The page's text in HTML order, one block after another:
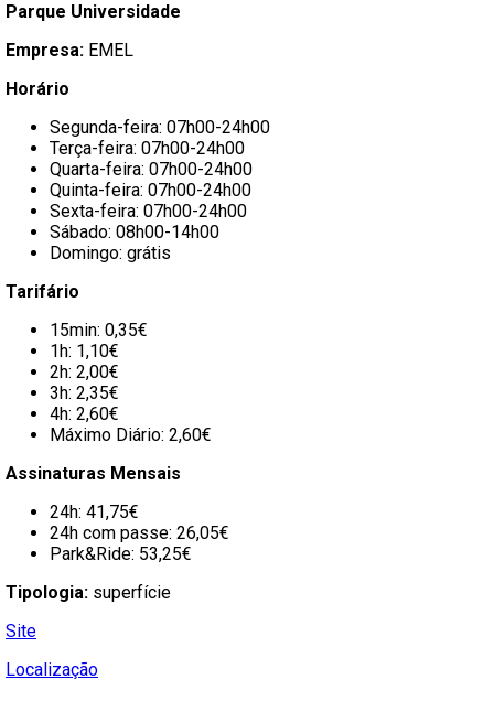
Parque Universidade
Empresa: EMEL
Horário
Segunda-feira: 07h00-24h00
Terça-feira: 07h00-24h00
Quarta-feira: 07h00-24h00
Quinta-feira: 07h00-24h00
Sexta-feira: 07h00-24h00
Sábado: 08h00-14h00
Domingo: grátis
Tarifário
15min: 0,35€
1h: 1,10€
2h: 2,00€
3h: 2,35€
4h: 2,60€
Máximo Diário: 2,60€
Assinaturas Mensais
24h: 41,75€
24h com passe: 26,05€
Park&Ride: 53,25€
Tipologia: superfície
Site
Localização